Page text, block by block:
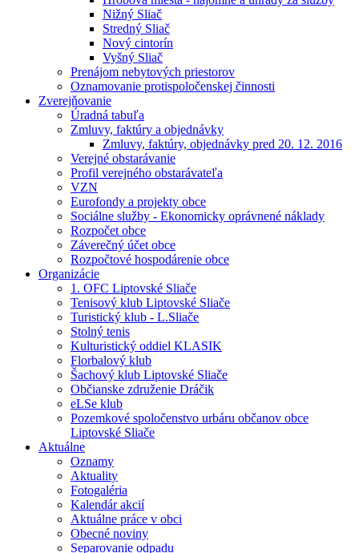
Nižný Sliač
Stredný Sliač
Nový cintorín
Vyšný Sliač
Prenájom nebytových priestorov
Oznamovanie protispoločenskej činnosti
Zverejňovanie
Úradná tabuľa
Zmluvy, faktúry a objednávky
Zmluvy, faktúry, objednávky pred 20. 12. 2016
Verejné obstarávanie
Profil verejného obstarávateľa
VZN
Eurofondy a projekty obce
Sociálne služby - Ekonomicky oprávnené náklady
Rozpočet obce
Záverečný účet obce
Rozpočtové hospodárenie obce
Organizácie
1. OFC Liptovské Sliače
Tenisový klub Liptovské Sliače
Turistický klub - L.Sliače
Stolný tenis
Kulturistický oddiel KLASIK
Florbalový klub
Šachový klub Liptovské Sliače
Občianske združenie Dráčik
eLSe klub
Pozemkové spoločenstvo urbáru občanov obce
Liptovské Sliače
Aktuálne
Oznamy
Aktuality
Fotogaléria
Kalendár akcií
Aktuálne práce v obci
Obecné noviny
Separovanie odpadu